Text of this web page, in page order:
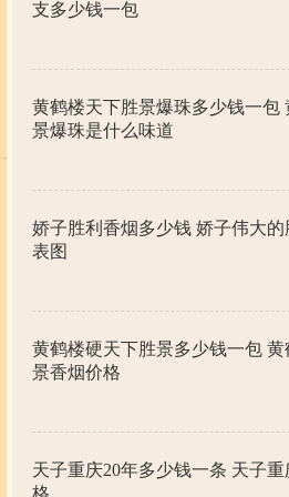
支多少钱一包
黄鹤楼天下胜景爆珠多少钱一包
景爆珠是什么味道
娇子胜利香烟多少钱 娇子伟大
表图
黄鹤楼硬天下胜景多少钱一包
景香烟价格
天子重庆20年多少钱一条 天子重
格